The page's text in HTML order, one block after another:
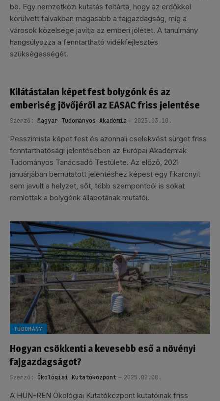
be. Egy nemzetközi kutatás feltárta, hogy az erdőkkel
körülvett falvakban magasabb a fajgazdagság, míg a
városok közelsége javítja az emberi jólétet. A tanulmány
hangsúlyozza a fenntartható vidékfejlesztés
szükségességét.
Kilátástalan képet fest bolygónk és az
emberiség jövőjéről az EASAC friss jelentése
Szerző: Magyar Tudományos Akadémia 2025.03.10.
Pesszimista képet fest és azonnali cselekvést sürget friss
fenntarthatósági jelentésében az Európai Akadémiák
Tudományos Tanácsadó Testülete. Az előző, 2021
januárjában bemutatott jelentéshez képest egy fikarcnyit
sem javult a helyzet, sőt, több szempontból is sokat
romlottak a bolygónk állapotának mutatói.
TUDOMÁNY
Hogyan csökkenti a kevesebb eső a növényi
fajgazdagságot?
Szerző: Ökológiai Kutatóközpont 2025.02.08.
A HUN-REN Ökológiai Kutatóközpont kutatóinak friss